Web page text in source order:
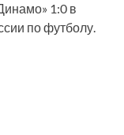
1:0 в
по футболу.